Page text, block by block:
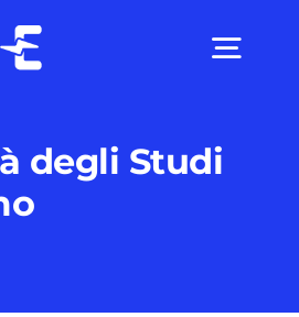
Chi Siamo
di mercato
degli Studi